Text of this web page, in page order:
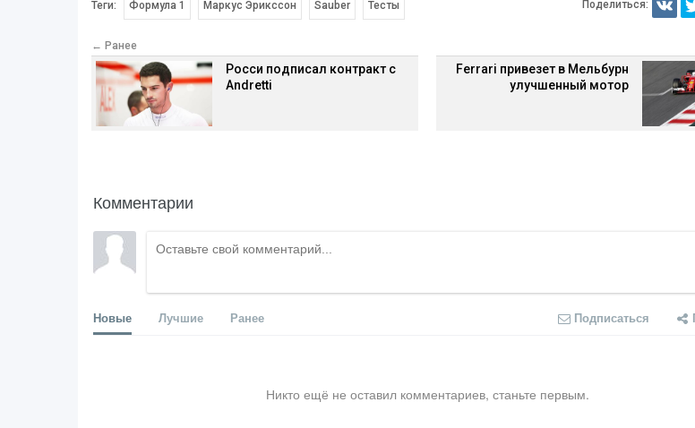
Теги: Формула 1 Маркус Эрикссон Sauber Тесты Поделиться:
← Ранее
Росси подписал контракт с
Andretti
Ferrari привезет в Мельбурн
улучшенный мотор
Комментарии
Новые Лучшие Ранее Подписаться
Никто ещё не оставил комментариев, станьте первым.